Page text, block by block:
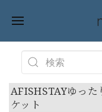
AFISHSTAYゆった
ケット